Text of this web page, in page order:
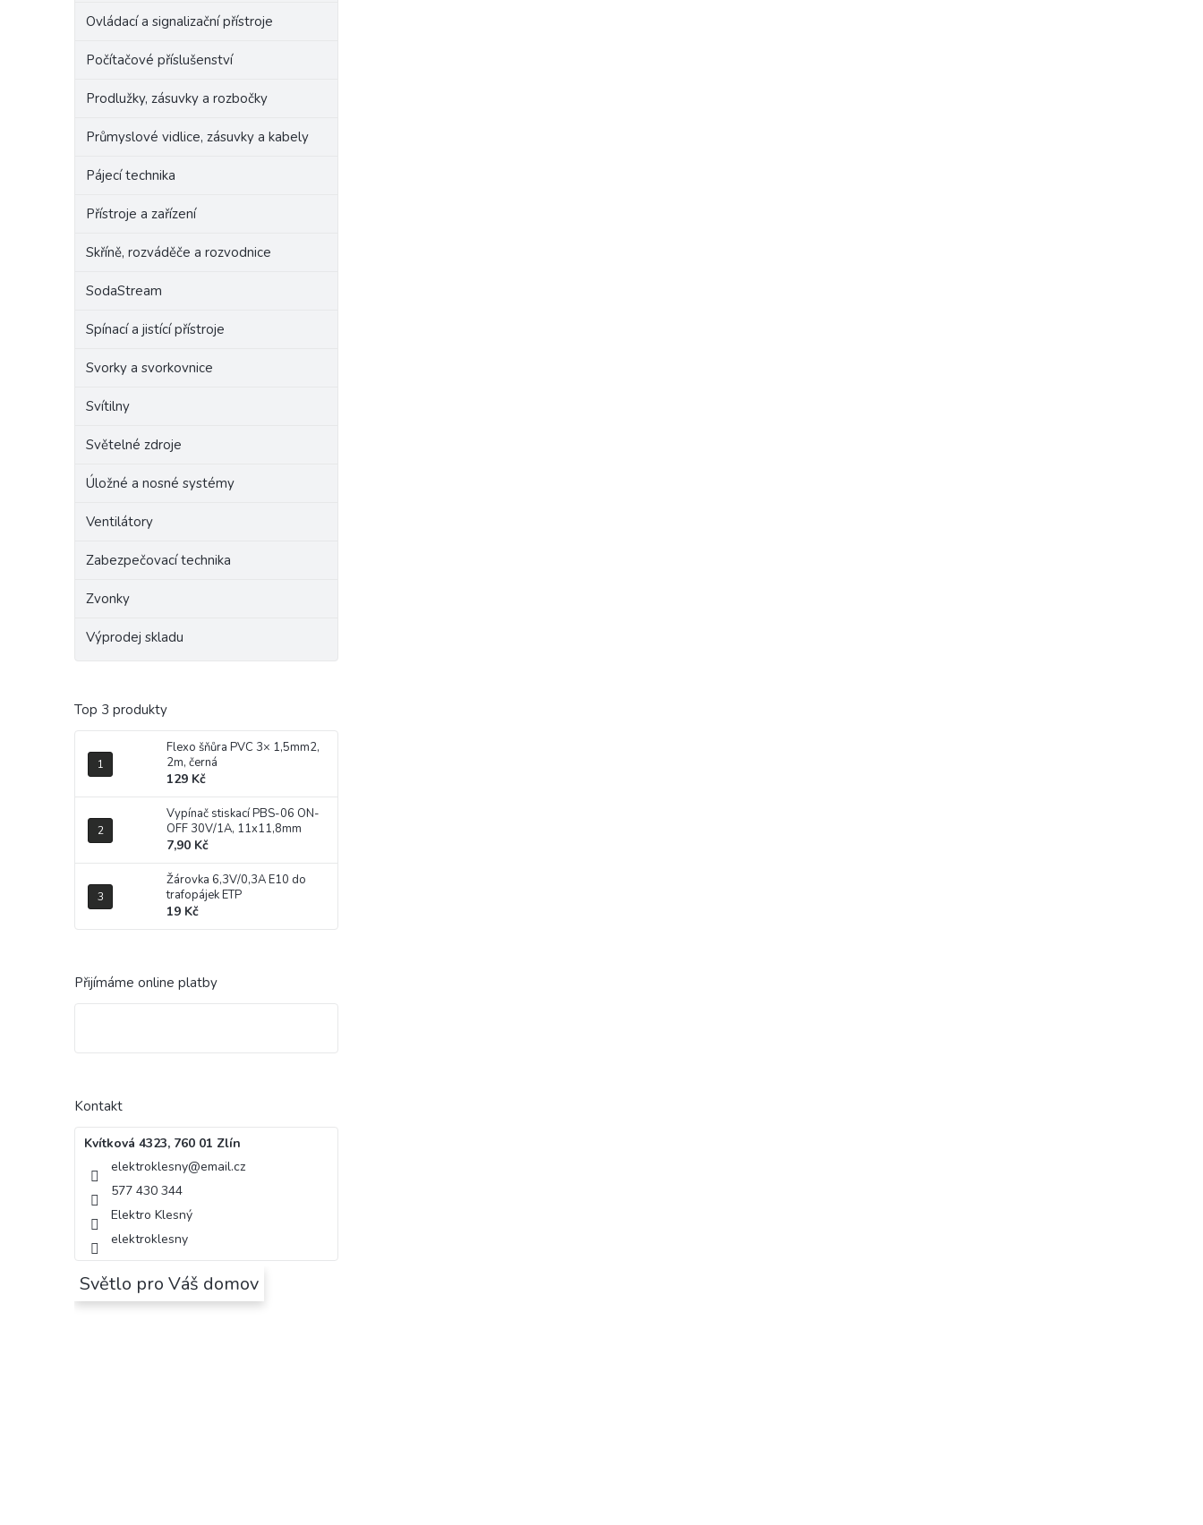
Ovládací a signalizační přístroje
Počítačové příslušenství
Prodlužky, zásuvky a rozbočky
Průmyslové vidlice, zásuvky a kabely
Pájecí technika
Přístroje a zařízení
Skříně, rozváděče a rozvodnice
SodaStream
Spínací a jistící přístroje
Svorky a svorkovnice
Svítilny
Světelné zdroje
Úložné a nosné systémy
Ventilátory
Zabezpečovací technika
Zvonky
Výprodej skladu
Top 3 produkty
Flexo šňůra PVC 3× 1,5mm2,
2m, černá
129 Kč
Vypínač stiskací PBS-06 ON-
OFF 30V/1A, 11x11,8mm
7,90 Kč
Žárovka 6,3V/0,3A E10 do
trafopájek ETP
19 Kč
Přijímáme online platby
Kontakt
Kvítková 4323, 760 01 Zlín
elektroklesny@email.cz
577 430 344
Elektro Klesný
elektroklesny
Světlo pro Váš domov